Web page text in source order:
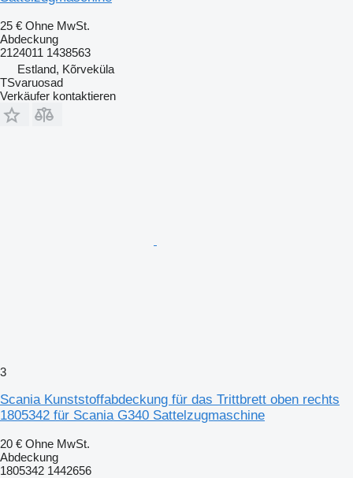
25 € Ohne MwSt.
Abdeckung
2124011 1438563
Estland, Kõrveküla
TSvaruosad
Verkäufer kontaktieren
3
Scania Kunststoffabdeckung für das Trittbrett oben rechts
1805342 für Scania G340 Sattelzugmaschine
20 € Ohne MwSt.
Abdeckung
1805342 1442656